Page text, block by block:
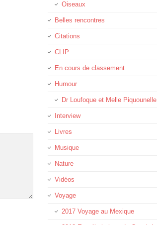
Oiseaux
Belles rencontres
Citations
CLIP
En cours de classement
Humour
Dr Loufoque et Melle Piquounelle
Interview
Livres
Musique
Nature
Vidéos
Voyage
2017 Voyage au Mexique